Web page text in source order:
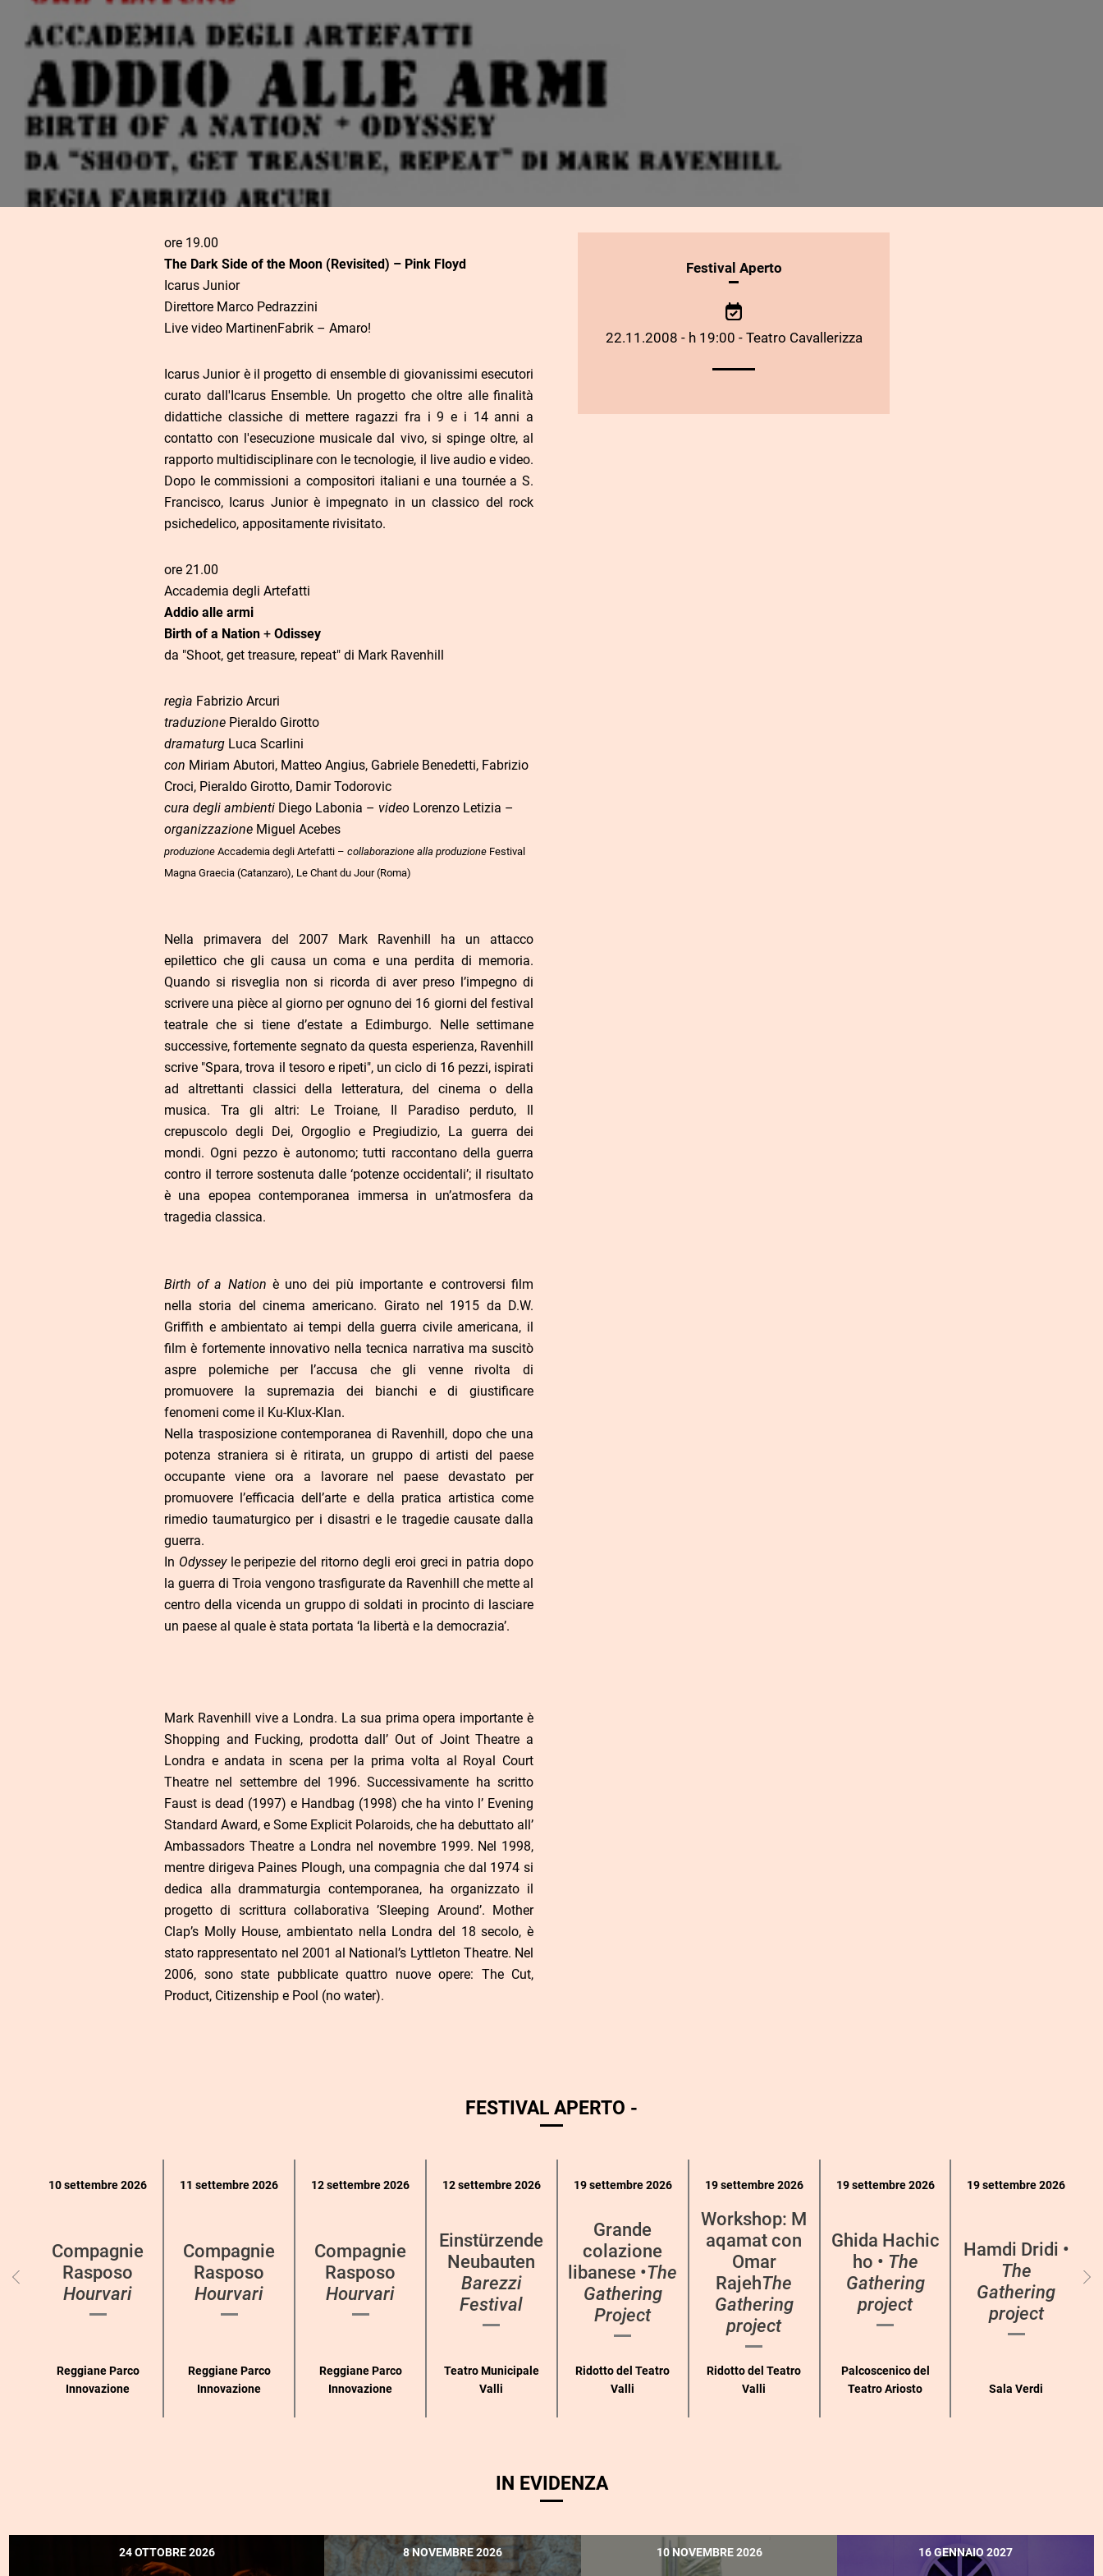
ore 19.00
The Dark Side of the Moon (Revisited) – Pink Floyd
Icarus Junior
Direttore Marco Pedrazzini
Live video MartinenFabrik – Amaro!
Icarus Junior è il progetto di ensemble di giovanissimi esecutori
curato dall'Icarus Ensemble. Un progetto che oltre alle finalità
didattiche classiche di mettere ragazzi fra i 9 e i 14 anni a
contatto con l'esecuzione musicale dal vivo, si spinge oltre, al
rapporto multidisciplinare con le tecnologie, il live audio e video.
Dopo le commissioni a compositori italiani e una tournée a S.
Francisco, Icarus Junior è impegnato in un classico del rock
psichedelico, appositamente rivisitato.
ore 21.00
Accademia degli Artefatti
Addio alle armi
Birth of a Nation + Odissey
da "Shoot, get treasure, repeat" di Mark Ravenhill
regìa Fabrizio Arcuri
traduzione Pieraldo Girotto
dramaturg Luca Scarlini
con Miriam Abutori, Matteo Angius, Gabriele Benedetti, Fabrizio
Croci, Pieraldo Girotto, Damir Todorovic
cura degli ambienti Diego Labonia – video Lorenzo Letizia –
organizzazione Miguel Acebes
produzione Accademia degli Artefatti – collaborazione alla produzione Festival
Magna Graecia (Catanzaro), Le Chant du Jour (Roma)
Nella primavera del 2007 Mark Ravenhill ha un attacco
epilettico che gli causa un coma e una perdita di memoria.
Quando si risveglia non si ricorda di aver preso l’impegno di
scrivere una pièce al giorno per ognuno dei 16 giorni del festival
teatrale che si tiene d’estate a Edimburgo. Nelle settimane
successive, fortemente segnato da questa esperienza, Ravenhill
scrive "Spara, trova il tesoro e ripeti", un ciclo di 16 pezzi, ispirati
ad altrettanti classici della letteratura, del cinema o della
musica. Tra gli altri: Le Troiane, Il Paradiso perduto, Il
crepuscolo degli Dei, Orgoglio e Pregiudizio, La guerra dei
mondi. Ogni pezzo è autonomo; tutti raccontano della guerra
contro il terrore sostenuta dalle ‘potenze occidentali’; il risultato
è una epopea contemporanea immersa in un’atmosfera da
tragedia classica.
Birth of a Nation è uno dei più importante e controversi film
nella storia del cinema americano. Girato nel 1915 da D.W.
Griffith e ambientato ai tempi della guerra civile americana, il
film è fortemente innovativo nella tecnica narrativa ma suscitò
aspre polemiche per l’accusa che gli venne rivolta di
promuovere la supremazia dei bianchi e di giustificare
fenomeni come il Ku-Klux-Klan.
Nella trasposizione contemporanea di Ravenhill, dopo che una
potenza straniera si è ritirata, un gruppo di artisti del paese
occupante viene ora a lavorare nel paese devastato per
promuovere l’efficacia dell’arte e della pratica artistica come
rimedio taumaturgico per i disastri e le tragedie causate dalla
guerra.
In Odysseyle peripezie del ritorno degli eroi greci in patria dopo
la guerra di Troia vengono trasfigurate da Ravenhill che mette al
centro della vicenda un gruppo di soldati in procinto di lasciare
un paese al quale è stata portata ‘la libertà e la democrazia’.
Mark Ravenhill vive a Londra. La sua prima opera importante è
Shopping and Fucking, prodotta dall’ Out of Joint Theatre a
Londra e andata in scena per la prima volta al Royal Court
Theatre nel settembre del 1996. Successivamente ha scritto
Faust is dead (1997) e Handbag (1998) che ha vinto l’ Evening
Standard Award, e Some Explicit Polaroids, che ha debuttato all’
Ambassadors Theatre a Londra nel novembre 1999. Nel 1998,
mentre dirigeva Paines Plough, una compagnia che dal 1974 si
dedica alla drammaturgia contemporanea, ha organizzato il
progetto di scrittura collaborativa ’Sleeping Around’. Mother
Clap’s Molly House, ambientato nella Londra del 18 secolo, è
stato rappresentato nel 2001 al National’s Lyttleton Theatre. Nel
2006, sono state pubblicate quattro nuove opere: The Cut,
Product, Citizenship e Pool (no water).
INFORMAZIONIFestival Aperto
22.11.2008 - h 19:00 - Teatro Cavallerizza
FESTIVAL APERTO -
eventi
10 settembre 2026
Compagnie
Rasposo
Hourvari
Reggiane Parco
Innovazione
11 settembre 2026
Compagnie
Rasposo
Hourvari
Reggiane Parco
Innovazione
12 settembre 2026
Compagnie
Rasposo
Hourvari
Reggiane Parco
Innovazione
12 settembre 2026
Einstürzende
Neubauten
Barezzi
Festival
Teatro Municipale
Valli
19 settembre 2026
Grande
colazione
libanese •The
Gathering
Project
Ridotto del Teatro
Valli
19 settembre 2026
Workshop: M
aqamat con
Omar
RajehThe
Gathering
project
Ridotto del Teatro
Valli
19 settembre 2026
Ghida Hachic
ho • The
Gathering
project
Palcoscenico del
Teatro Ariosto
19 settembre 2026
Hamdi Dridi •
The
Gathering
project
Sala Verdi
IN EVIDENZA
24 OTTOBRE 2026 8 NOVEMBRE 2026 10 NOVEMBRE 2026 16 GENNAIO 2027